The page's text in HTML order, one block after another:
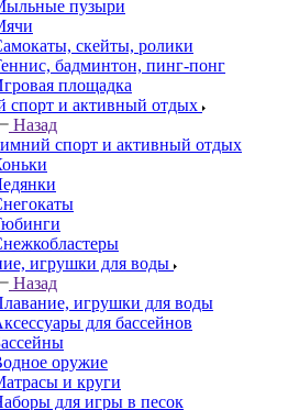
пузыри
скейты, ролики
бадминтон, пинг-понг
площадка
спорт и активный отдых
Назад
спорт и активный отдых
игрушки для воды
Назад
игрушки для воды
для бассейнов
оружие
и круги
для игры в песок